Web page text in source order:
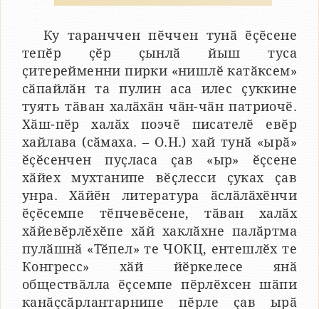
Ку таранччен пӗччен тунӑ ӗҫӗсене
тепӗр ҫӗр ҫынлӑ йыш туса
ҫитерейменни пирки «нишлӗ катӑксем»
сӑпайлӑн та пулин аса илес ҫуккине
туять тӑван халӑхӑн чӑн-чӑн патриочӗ.
Хӑш-пӗр халӑх поэчӗ писателӗ евӗр
хайлава (сӑмаха. – О.Н.) хай тунӑ «ырӑ»
ӗҫӗсенчен пуҫласа ҫав «ыр» ӗҫсене
хӑйех мухтанипе вӗҫлесси ҫуках ҫав
унра. Хӑйӗн литература ӑслӑлӑхӗнчи
ӗҫӗсемпе тӗпчевӗсене, тӑван халӑх
хӑйевӗрлӗхӗпе хӑй хаклӑхне палӑртма
пулӑшнӑ «Тӗпел» те ЧОКЦ, ентешлӗх те
Конгресс» хӑй йӗркелесе янӑ
обществӑлла ӗҫсемпе пӗрлӗхсен шӑпи
канӑҫсӑрлантарнипе пӗрле ҫав ырӑ